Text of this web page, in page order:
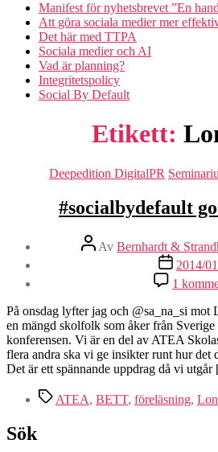
Manifest för nyhetsbrevet ”En
Att göra sociala medier mer
Det här med TTPA
Sociala medier och AI
Vad är planning?
Integritetspolicy
Social By Default
Etikett:
Deepedition DigitalPR
#socialbydefault
Inläggsförfattare
Av Bernhardt &
2014/
1
På onsdag lyfter jag och @sa_na_si mot
en mängd skolfolk som åker från
konferensen. Vi är en del av ATEA
flera andra ska vi ge insikter runt hur det
Det är ett spännande uppdrag då vi
Etiketter
ATEA, BETT, föreläsning,
Sök